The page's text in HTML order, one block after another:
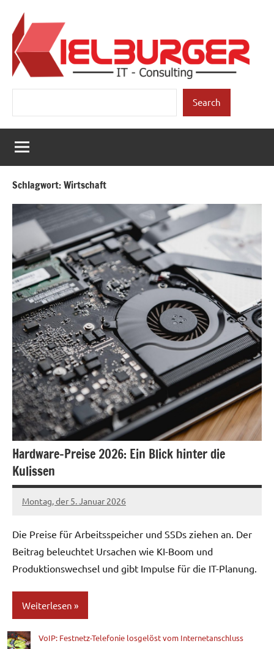
Inhalt
springen
Kielburger
IT-
Consulting
Search
Schlagwort:Wirtschaft
Hardware-Preise 2026: Ein Blick hinter die
Kulissen
Montag, der 5. Januar 2026
Patrick
Die Preise für Arbeitsspeicher und SSDs ziehen an. Der
Beitrag beleuchtet Ursachen wie KI-Boom und
Produktionswechsel und gibt Impulse für die IT-Planung.
Weiterlesen
Blog VoIP: Festnetz-Telefonie losgelöst vom Internetanschluss